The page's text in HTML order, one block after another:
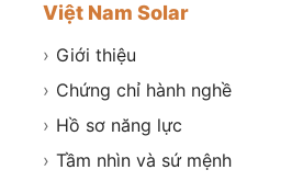
Việt Nam Solar
› Giới thiệu
› Chứng chỉ hành nghề
› Hồ sơ năng lực
› Tầm nhìn và sứ mệnh